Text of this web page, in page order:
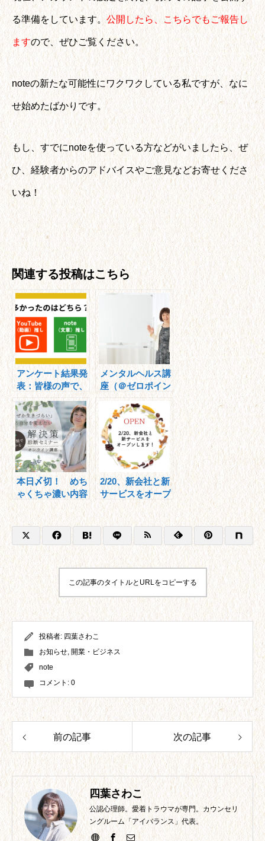
る準備をしています。 公開したら、こちらでもご報告し
ますので、ぜひご覧ください。
noteの新たな可能性にワクワクしている私ですが、なに
せ始めたばかりです。
もし、すでにnoteを使っている方などがいましたら、ぜ
ひ、経験者からのアドバイスやご意見などお寄せくださ
いね！
関連する投稿はこちら
アンケート結果発
表：皆様の声で、
新しい情報発信を
することに！
メンタルヘルス講
座（＠ゼロポイン
ト様）を行いまし
た。
本日〆切！ めち
ゃくちゃ濃い内容
です！
2/20、新会社と新
サービスをオープ
ンします！
この記事のタイトルとURLをコピーする
投稿者: 四葉さわこ
お知らせ 開業・ビジネス
note
コメント: 0
前の記事 次の記事
四葉さわこ
公認心理師。愛着トラウマが専門。カウンセリ
ングルーム「アイバランス」代表。